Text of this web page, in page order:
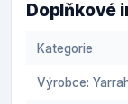
Doplňkové
Kategorie
Výrobce: